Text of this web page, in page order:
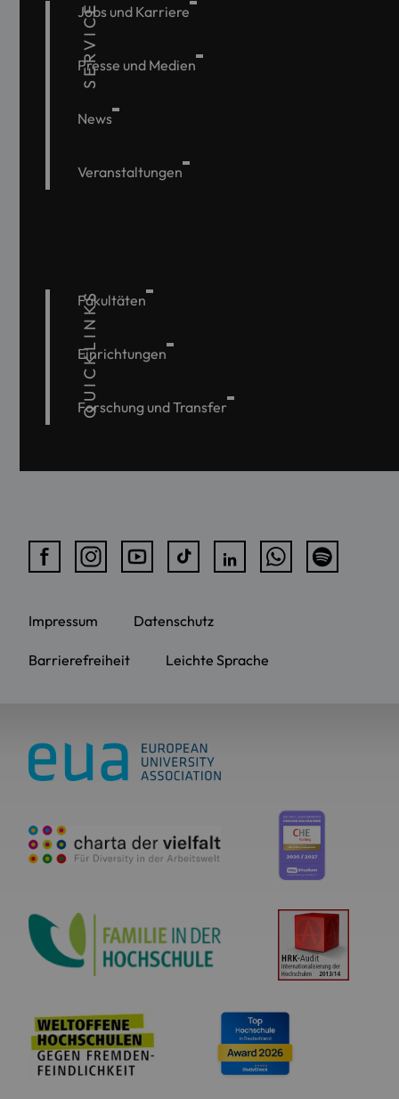
SERVICE
Jobs und Karriere
Presse und Medien
News
Veranstaltungen
QUICKLINKS
Fakultäten
Einrichtungen
Forschung und Transfer
Impressum Datenschutz
Barrierefreiheit Leichte Sprache